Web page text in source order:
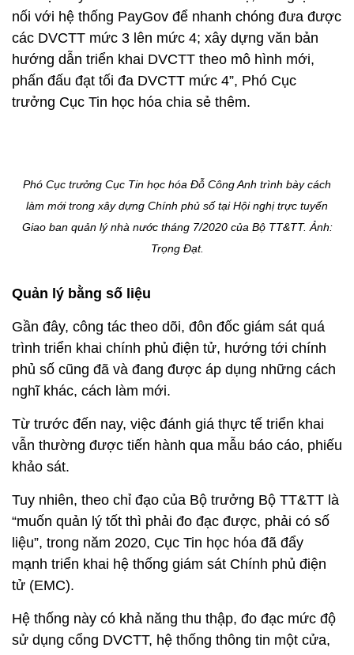
nối với hệ thống PayGov để nhanh chóng đưa được
các DVCTT mức 3 lên mức 4; xây dựng văn bản
hướng dẫn triển khai DVCTT theo mô hình mới,
phấn đấu đạt tối đa DVCTT mức 4”, Phó Cục
trưởng Cục Tin học hóa chia sẻ thêm.
Phó Cục trưởng Cục Tin học hóa Đỗ Công Anh trình bày cách
Giao ban quản lý nhà nước tháng 7/2020 của Bộ TT&TT. Ảnh:
Trọng Đạt.
Quản lý bằng số liệu
Gần đây, công tác theo dõi, đôn đốc giám sát quá
trình triển khai chính phủ điện tử, hướng tới chính
phủ số cũng đã và đang được áp dụng những cách
nghĩ khác, cách làm mới.
Từ trước đến nay, việc đánh giá thực tế triển khai
vẫn thường được tiến hành qua mẫu báo cáo, phiếu